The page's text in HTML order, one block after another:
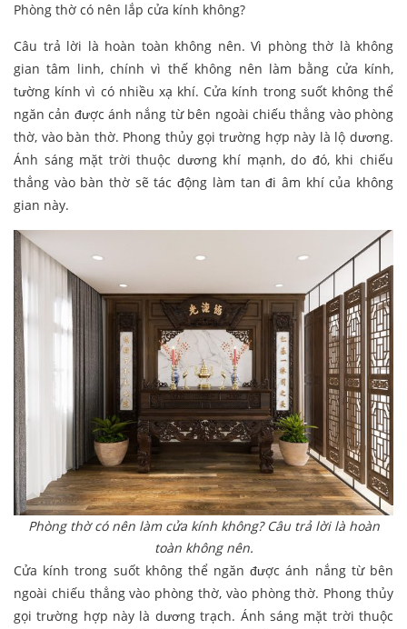
Phòng thờ có nên lắp cửa kính không?
Câu trả lời là hoàn toàn không nên. Vì phòng thờ là không
gian tâm linh, chính vì thế không nên làm bằng cửa kính,
tường kính vì có nhiều xạ khí. Cửa kính trong suốt không thể
ngăn cản được ánh nắng từ bên ngoài chiếu thẳng vào phòng
thờ, vào bàn thờ. Phong thủy gọi trường hợp này là lộ dương.
Ánh sáng mặt trời thuộc dương khí mạnh, do đó, khi chiếu
thẳng vào bàn thờ sẽ tác động làm tan đi âm khí của không
gian này.
Phòng thờ có nên làm cửa kính không? Câu trả lời là hoàn
toàn không nên.
Cửa kính trong suốt không thể ngăn được ánh nắng từ bên
ngoài chiếu thẳng vào phòng thờ, vào phòng thờ. Phong thủy
gọi trường hợp này là dương trạch. Ánh sáng mặt trời thuộc